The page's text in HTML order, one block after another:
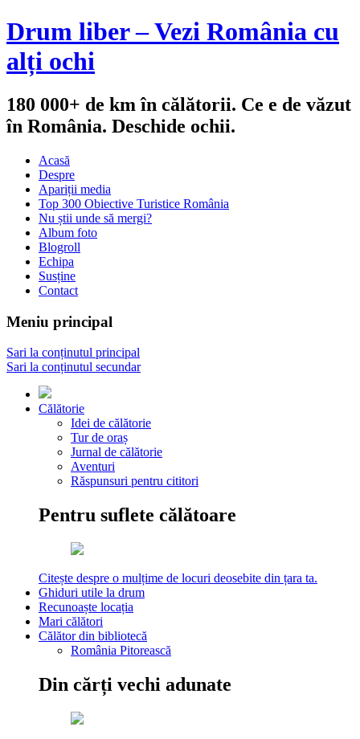
Drum liber – Vezi România cu
alți ochi
180 000+ de km în călătorii. Ce e de văzut
în România. Deschide ochii.
Acasă
Despre
Apariții media
Top 300 Obiective Turistice România
Nu știi unde să mergi?
Album foto
Blogroll
Echipa
Susține
Contact
Meniu principal
Sari la conținutul principal
Sari la conținutul secundar
Călătorie
Idei de călătorie
Tur de oraș
Jurnal de călătorie
Aventuri
Răspunsuri pentru cititori
Pentru suflete călătoare
Citește despre o mulțime de locuri deosebite din țara ta.
Ghiduri utile la drum
Recunoaște locația
Mari călători
Călător din bibliotecă
România Pitorească
Din cărți vechi adunate